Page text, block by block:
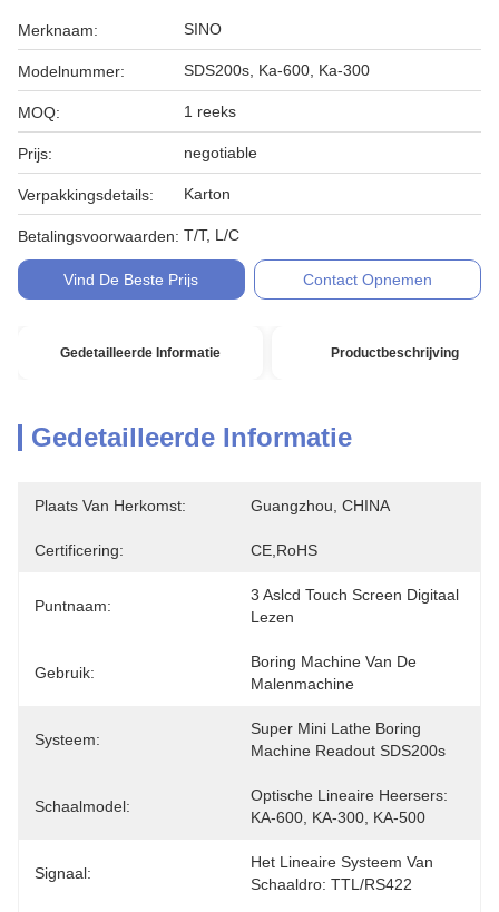
Merknaam: SINO
Modelnummer: SDS200s, Ka-600, Ka-300
MOQ: 1 reeks
Prijs: negotiable
Verpakkingsdetails: Karton
Betalingsvoorwaarden: T/T, L/C
Vind De Beste Prijs Contact Opnemen
Gedetailleerde Informatie Productbeschrijving
Gedetailleerde Informatie
Plaats Van Herkomst: Guangzhou, CHINA
Certificering: CE,RoHS
Puntnaam:
3 Aslcd Touch Screen Digitaal
Lezen
Gebruik:
Boring Machine Van De
Malenmachine
Systeem:
Super Mini Lathe Boring
Machine Readout SDS200s
Schaalmodel:
Optische Lineaire Heersers:
KA-600, KA-300, KA-500
Signaal:
Het Lineaire Systeem Van
Schaaldro: TTL/RS422